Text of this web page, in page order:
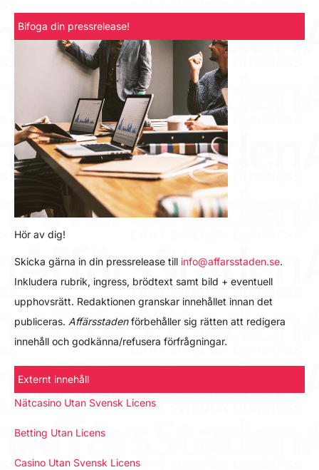
Bifoga din pressrelease!
Hör av dig!
Skicka gärna in din pressrelease till info@affarsstaden.se.
Inkludera rubrik, ingress, brödtext samt bild + eventuell
upphovsrätt. Redaktionen granskar innehållet innan det
publiceras. Affärsstadenförbehåller sig rätten att redigera
innehåll och godkänna/refusera förfrågningar.
Externt innehåll
Nätcasino Utan Svensk Licens
Betting Utan Licens
Casino Utan Svensk Licens